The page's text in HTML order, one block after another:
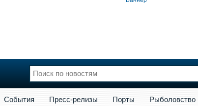
События Пресс-релизы Порты Рыболовство